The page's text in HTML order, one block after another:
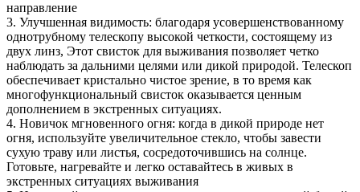
направление
3. Улучшенная видимость: благодаря усовершенствованному
однотрубному телескопу высокой четкости, состоящему из
двух линз, Этот свисток для выживания позволяет четко
наблюдать за дальними целями или дикой природой. Телескоп
обеспечивает кристально чистое зрение, в то время как
многофункциональный свисток оказывается ценным
дополнением в экстренных ситуациях.
4. Новичок мгновенного огня: когда в дикой природе нет
огня, используйте увеличительное стекло, чтобы завести
сухую траву или листья, сосредоточившись на солнце.
Готовьте, нагревайте и легко оставайтесь в живых в
экстренных ситуациях выживания